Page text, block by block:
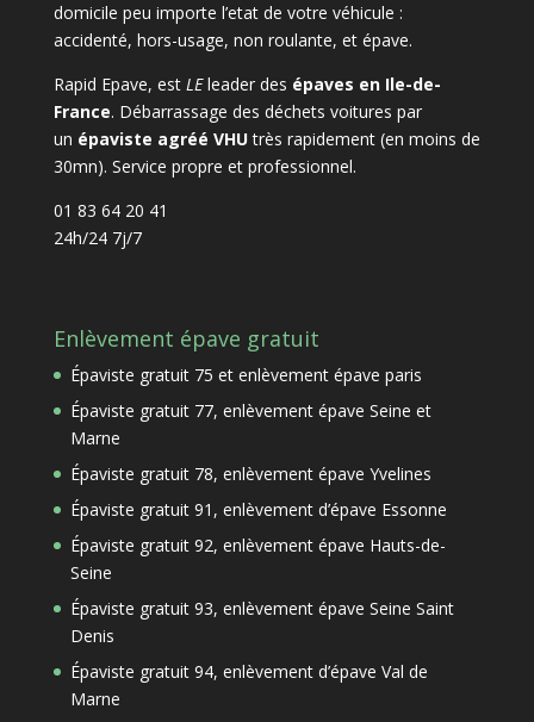
domicile peu importe l’etat de votre véhicule :
accidenté, hors-usage, non roulante, et épave.
Rapid Epave, est LEleader des épaves en Ile-de-
France. Débarrassage des déchets voitures par
un épaviste agréé VHUtrès rapidement (en moins de
30mn). Service propre et professionnel.
01 83 64 20 41
24h/24 7j/7
Enlèvement épave gratuit
Épaviste gratuit 75 et enlèvement épave paris
Épaviste gratuit 77, enlèvement épave Seine et
Marne
Épaviste gratuit 78, enlèvement épave Yvelines
Épaviste gratuit 91, enlèvement d’épave Essonne
Épaviste gratuit 92, enlèvement épave Hauts-de-
Seine
Épaviste gratuit 93, enlèvement épave Seine Saint
Denis
Épaviste gratuit 94, enlèvement d’épave Val de
Marne